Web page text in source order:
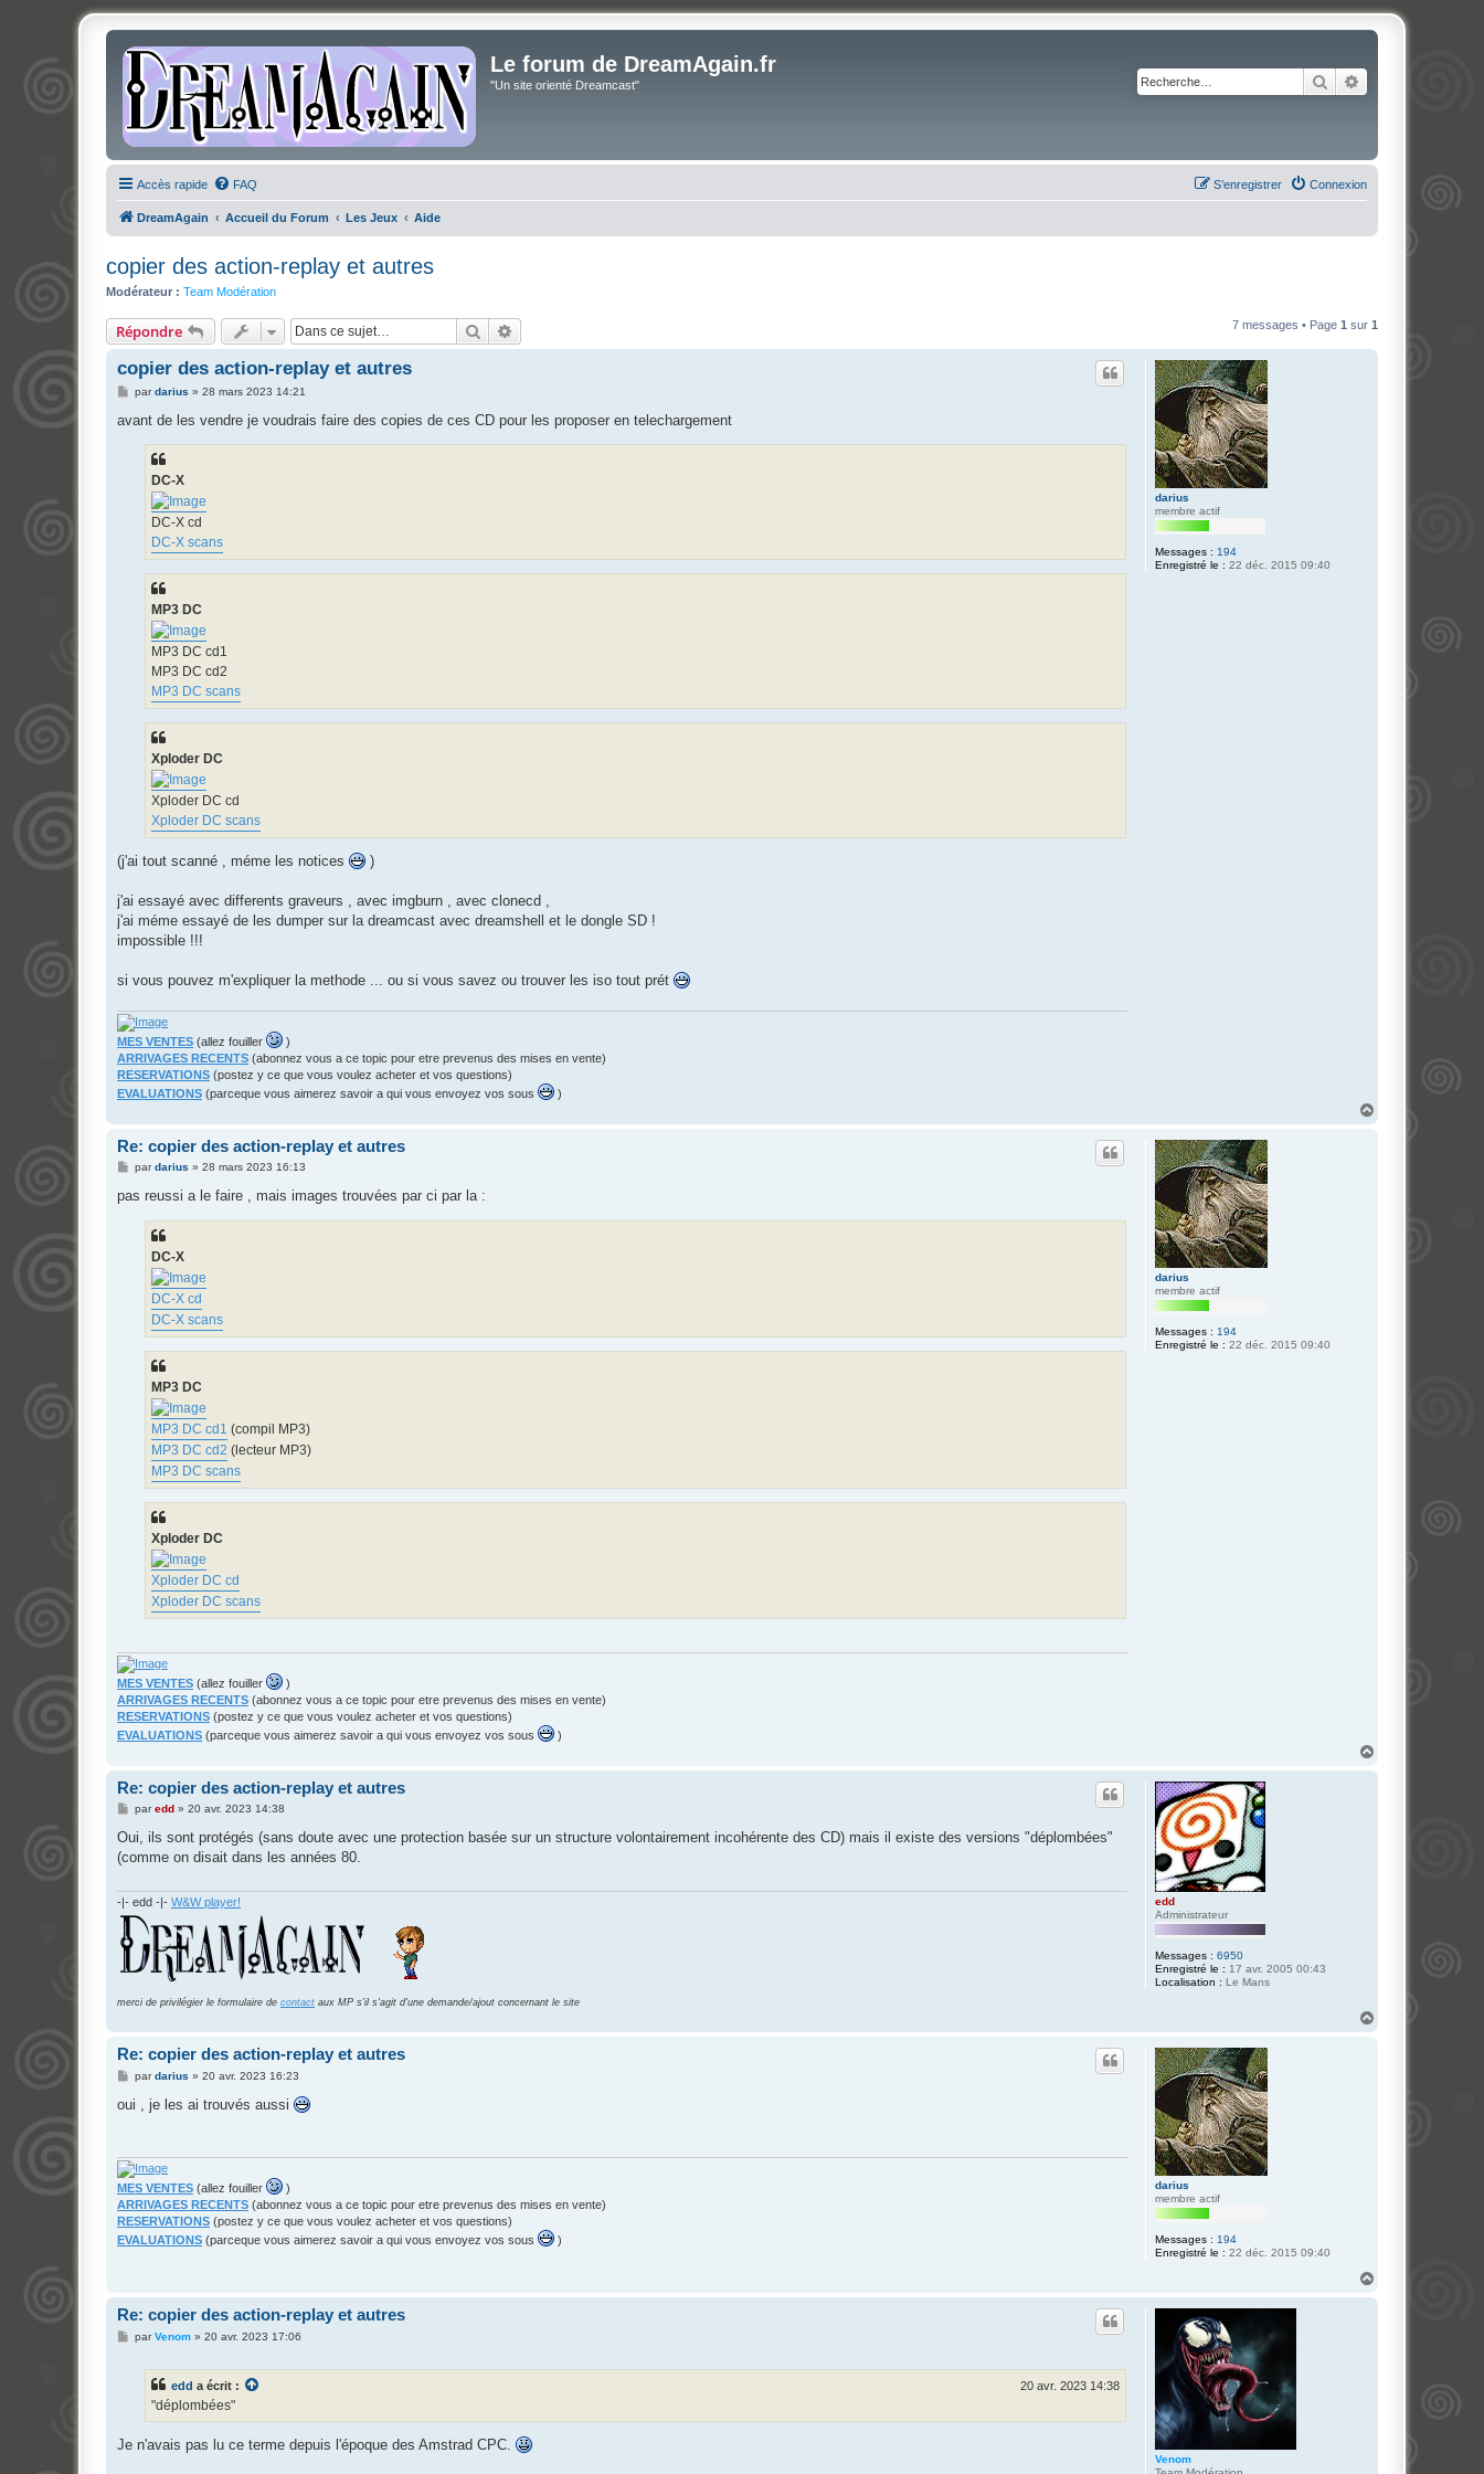
Le forum de DreamAgain.fr
"Un site orienté Dreamcast" Rechercher
Accès rapide FAQ Connexion
S’enregistrer
DreamAgain Accueil du Forum Les Jeux Aide
copier des action-replay et autres
Modérateur : Team Modération
Répondre Rechercher 7 messages • Page 1 sur 1
darius
membre actif
Messages : 194
Enregistré le : 22 déc. 2015 09:40
copier des action-replay et autres
M
s
pardarius » 28 mars 2023 14:21
avant de les vendre je voudrais faire des copies de ces CD pour les proposer en telechargement
DC-X
DC-X cd
DC-X scans
MP3 DC
MP3 DC cd1
MP3 DC cd2
MP3 DC scans
Xploder DC
Xploder DC cd
Xploder DC scans
(j'ai tout scanné , méme les notices )
j'ai essayé avec differents graveurs , avec imgburn , avec clonecd ,
j'ai méme essayé de les dumper sur la dreamcast avec dreamshell et le dongle SD !
impossible !!!
si vous pouvez m'expliquer la methode ... ou si vous savez ou trouver les iso tout prét
MES VENTES (allez fouiller
)
ARRIVAGES RECENTS (abonnez vous a ce topic pour etre prevenus des mises en vente)
RESERVATIONS (postez y ce que vous voulez acheter et vos questions)
EVALUATIONS (parceque vous aimerez savoir a qui vous envoyez vos sous )
darius
membre actif
Messages : 194
Enregistré le : 22 déc. 2015 09:40
Re: copier des action-replay et autres
M
s
pardarius » 28 mars 2023 16:13
pas reussi a le faire , mais images trouvées par ci par la :
DC-X
DC-X cd
DC-X scans
MP3 DC
MP3 DC cd1 (compil MP3)
MP3 DC cd2 (lecteur MP3)
MP3 DC scans
Xploder DC
Xploder DC cd
Xploder DC scans
MES VENTES (allez fouiller
)
ARRIVAGES RECENTS (abonnez vous a ce topic pour etre prevenus des mises en vente)
RESERVATIONS (postez y ce que vous voulez acheter et vos questions)
EVALUATIONS (parceque vous aimerez savoir a qui vous envoyez vos sous )
edd
Administrateur
Messages : 6950
Enregistré le : 17 avr. 2005 00:43
Localisation : Le Mans
Re: copier des action-replay et autres
M
s
a
paredd» 20 avr. 2023 14:38
Oui, ils sont protégés (sans doute avec une protection basée sur un structure volontairement incohérente des CD) mais il existe des versions "déplombées"
(comme on disait dans les années 80.
-|- edd -|- W&W player!
merci de privilégier le formulaire de contact aux MP s'il s'agit d'une demande/ajout concernant le site
darius
membre actif
Messages : 194
Enregistré le : 22 déc. 2015 09:40
Re: copier des action-replay et autres
M
s
pardarius » 20 avr. 2023 16:23
oui , je les ai trouvés aussi
MES VENTES (allez fouiller
)
ARRIVAGES RECENTS (abonnez vous a ce topic pour etre prevenus des mises en vente)
RESERVATIONS (postez y ce que vous voulez acheter et vos questions)
EVALUATIONS (parceque vous aimerez savoir a qui vous envoyez vos sous )
Venom
Re: copier des action-replay et autres
MparVenom» 20 avr. 2023 17:06
edd a écrit : 20 avr. 2023 14:38
"déplombées"
Je n'avais pas lu ce terme depuis l'époque des Amstrad CPC.